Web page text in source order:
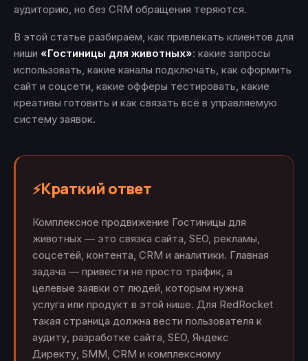
аудиторию, но без CRM обращения теряются.
В этой статье разбираем, как привлекать клиентов для
ниши «Гостиницы для животных»: какие запросы
использовать, какие каналы подключать, как оформить
сайт и соцсети, какие офферы тестировать, какие
креативы готовить и как связать всё в управляемую
систему заявок.
⚡Краткий ответ
Комплексное продвижение Гостиницы для
животных — это связка сайта, SEO, рекламы,
соцсетей, контента, CRM и аналитики. Главная
задача — привести не просто трафик, а
целевые заявки от людей, которым нужна
услуга или продукт в этой нише. Для RedRocket
такая страница должна вести пользователя к
аудиту, разработке сайта, SEO, Яндекс
Директу, SMM, CRM и комплексному